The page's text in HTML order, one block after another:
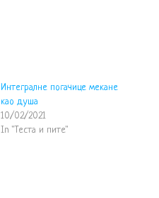
Интегралне погачице мекане
као душа
10/02/2021
In "Теста и пите"